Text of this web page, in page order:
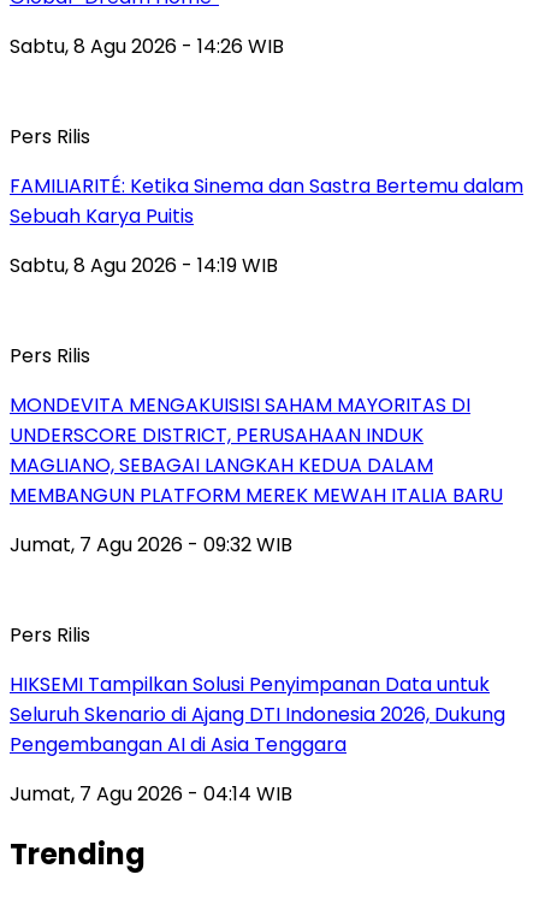
Sabtu, 8 Agu 2026 - 14:26 WIB
Pers Rilis
FAMILIARITÉ: Ketika Sinema dan Sastra Bertemu dalam
Sebuah Karya Puitis
Sabtu, 8 Agu 2026 - 14:19 WIB
Pers Rilis
MONDEVITA MENGAKUISISI SAHAM MAYORITAS DI
UNDERSCORE DISTRICT, PERUSAHAAN INDUK
MAGLIANO, SEBAGAI LANGKAH KEDUA DALAM
MEMBANGUN PLATFORM MEREK MEWAH ITALIA BARU
Jumat, 7 Agu 2026 - 09:32 WIB
Pers Rilis
HIKSEMI Tampilkan Solusi Penyimpanan Data untuk
Seluruh Skenario di Ajang DTI Indonesia 2026, Dukung
Pengembangan AI di Asia Tenggara
Jumat, 7 Agu 2026 - 04:14 WIB
Trending